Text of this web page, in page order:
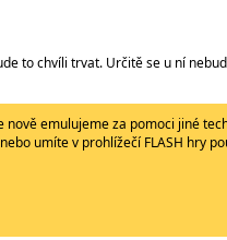
to chvíli trvat. Určitě se u ní
nově emulujeme za pomoci jiné
umíte v prohlížečí FLASH hry